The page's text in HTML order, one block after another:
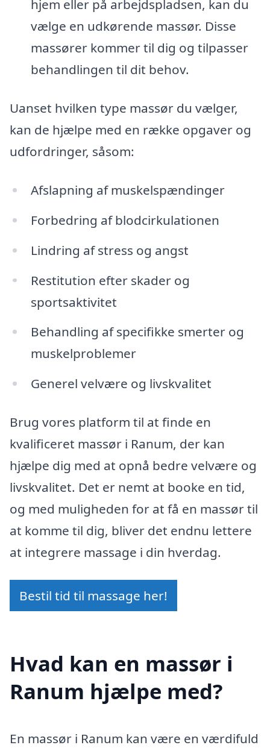
hjem eller på arbejdspladsen, kan du
vælge en udkørende massør. Disse
massører kommer til dig og tilpasser
behandlingen til dit behov.
Uanset hvilken type massør du vælger,
kan de hjælpe med en række opgaver og
udfordringer, såsom:
Afslapning af muskelspændinger
Forbedring af blodcirkulationen
Lindring af stress og angst
Restitution efter skader og
sportsaktivitet
Behandling af specifikke smerter og
muskelproblemer
Generel velvære og livskvalitet
Brug vores platform til at finde en
kvalificeret massør i Ranum, der kan
hjælpe dig med at opnå bedre velvære og
livskvalitet. Det er nemt at booke en tid,
og med muligheden for at få en massør til
at komme til dig, bliver det endnu lettere
at integrere massage i din hverdag.
Bestil tid til massage her!
Hvad kan en massør i
Ranum hjælpe med?
En massør i Ranum kan være en værdifuld